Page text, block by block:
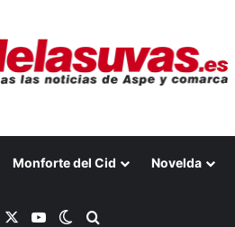
Monforte del Cid Novelda
FacebookYouTubeSwitch skin